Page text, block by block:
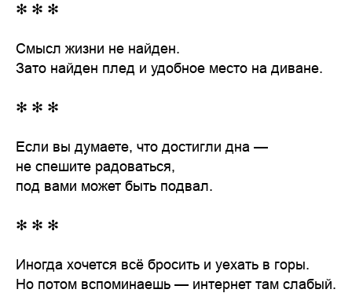
✻ ✻ ✻
Смысл жизни не найден.
Зато найден плед и удобное место на диване.
✻ ✻ ✻
Если вы думаете, что достигли дна —
не спешите радоваться,
под вами может быть подвал.
✻ ✻ ✻
Иногда хочется всё бросить и уехать в горы.
Но потом вспоминаешь — интернет там слабый.